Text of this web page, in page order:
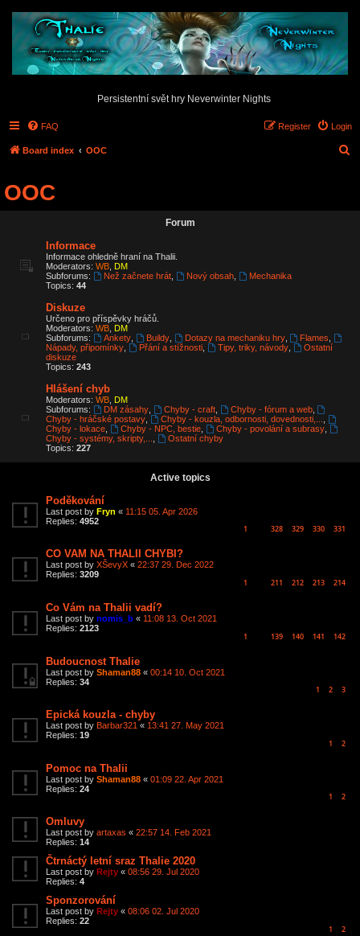
Persistentní svět hry Neverwinter Nights
FAQ Login
Register
Board index OOC
OOC
Forum
Informace
Informace ohledně hraní na Thalii.
Moderators: WB DM
Subforums:
Než začnete hrát, Nový obsah,
Mechanika
Topics: 44
Diskuze
Určeno pro příspěvky hráčů.
Moderators: WB DM
Subforums:
Ankety, Buildy, Dotazy na mechaniku hry, Flames
Nápady, připomínky
Přání a stížnosti, Tipy, triky, návody,
Ostatní
diskuze
Topics: 243
Hlášení chyb
Moderators: WB DM
Subforums:
DM zásahy, Chyby - craft, Chyby - fórum a web,
Chyby - hráčské postavy
Chyby - kouzla, odbornosti, dovednosti,...
Chyby - lokace
Chyby - NPC, bestie, Chyby - povolání a subrasy,
Chyby - systémy, skripty,...
Ostatní chyby
Topics: 227
Active topics
Poděkování
Last post by Fryn « 11:15 05. Apr 2026
Replies: 4952
1 328 329 330 331
CO VAM NA THALII CHYBI?
Last post by XŠevyX « 22:37 29. Dec 2022
Replies: 3209
1 211 212 213 214
Co Vám na Thalii vadí?
Last post by nomis_b « 11:08 13. Oct 2021
Replies: 2123
1 139 140 141 142
Budoucnost Thalie
Last post by Shaman88 « 00:14 10. Oct 2021
Replies: 34
1 2 3
Epická kouzla - chyby
Last post by Barbar321 « 13:41 27. May 2021
Replies: 19
1 2
Pomoc na Thalii
Last post by Shaman88 « 01:09 22. Apr 2021
Replies: 24
1 2
Omluvy
Last post by artaxas « 22:57 14. Feb 2021
Replies: 14
Čtrnáctý letní sraz Thalie 2020
Last post by Rejty « 08:56 29. Jul 2020
Replies: 4
Sponzorování
Last post by Rejty « 08:06 02. Jul 2020
Replies: 22
1 2